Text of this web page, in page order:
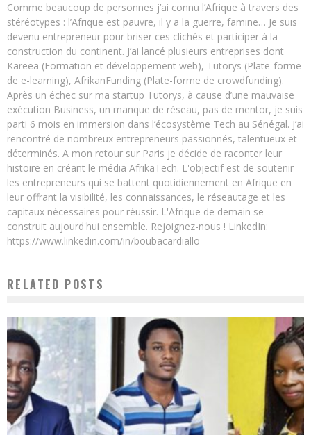
Comme beaucoup de personnes j’ai connu l’Afrique à travers des
stéréotypes : l’Afrique est pauvre, il y a la guerre, famine… Je suis
devenu entrepreneur pour briser ces clichés et participer à la
construction du continent. J’ai lancé plusieurs entreprises dont
Kareea (Formation et développement web), Tutorys (Plate-forme
de e-learning), AfrikanFunding (Plate-forme de crowdfunding).
Après un échec sur ma startup Tutorys, à cause d’une mauvaise
exécution Business, un manque de réseau, pas de mentor, je suis
parti 6 mois en immersion dans l’écosystème Tech au Sénégal. J’ai
rencontré de nombreux entrepreneurs passionnés, talentueux et
déterminés. A mon retour sur Paris je décide de raconter leur
histoire en créant le média AfrikaTech. L'objectif est de soutenir
les entrepreneurs qui se battent quotidiennement en Afrique en
leur offrant la visibilité, les connaissances, le réseautage et les
capitaux nécessaires pour réussir. L'Afrique de demain se
construit aujourd'hui ensemble. Rejoignez-nous ! LinkedIn:
https://www.linkedin.com/in/boubacardiallo
RELATED POSTS